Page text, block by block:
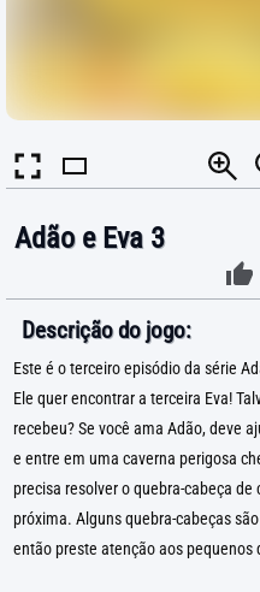
Adão e Eva 3
Descrição do jogo:
Este é o terceiro episódio da série
Ele quer encontrar a terceira Eva!
recebeu? Se você ama Adão, deve
e entre em uma caverna perigosa
precisa resolver o quebra-cabeça
próxima. Alguns quebra-cabeças
então preste atenção aos pequenos